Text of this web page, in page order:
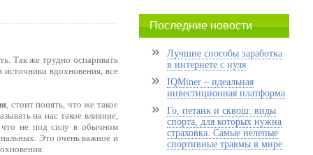
Так же трудно оспаривать
вдохновения, все
, стоит понять, что же такое
на нас такое влияние,
что не под силу в обычном
Это очень важное и
Последние новости
Лучшие способы заработка
в интернете с нуля
IQMiner – идеальная
инвестиционная платформа
Го, петанк и сквош: виды
спорта, для которых нужна
страховка. Самые нелепые
спортивные травмы в мире